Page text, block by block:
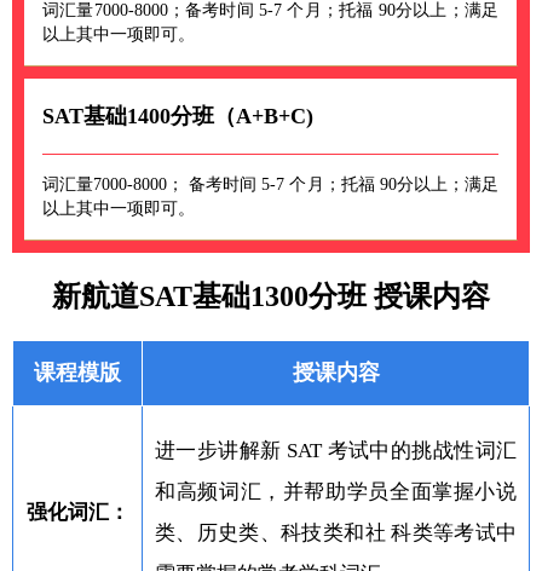
词汇量7000-8000；备考时间 5-7 个月；托福 90分以上；满足
以上其中一项即可。
SAT基础1400分班（A+B+C)
词汇量7000-8000； 备考时间 5-7 个月；托福 90分以上；满足
以上其中一项即可。
新航道SAT基础1300分班 授课内容
课程模版 授课内容
强化词汇：
进一步讲解新 SAT 考试中的挑战性词汇
和高频词汇，并帮助学员全面掌握小说
类、历史类、科技类和社 科类等考试中